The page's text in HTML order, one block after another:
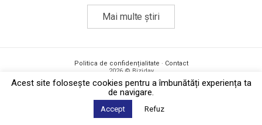
Mai multe știri
Politica de confidențialitate · Contact
2026 © Biziday
Acest site foloseşte cookies pentru a îmbunătăți experiența ta
de navigare.
Accept Refuz